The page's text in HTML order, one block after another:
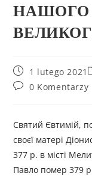
НАШОГО
1 lutego 2021
0 Komentarzy
Святий Євтимій,
своєї матері
377 р. в місті
Павло помер 379